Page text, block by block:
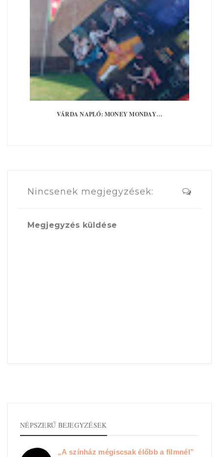
VÁRDA NAPLÓ: MONEY MONDAY…
Nincsenek megjegyzések:
Megjegyzés küldése
NÉPSZERŰ BEJEGYZÉSEK
„A színház mégiscsak élőbb a filmnél”